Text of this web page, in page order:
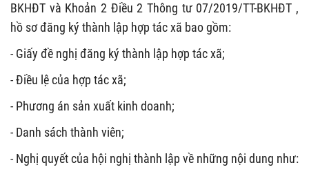
BKHĐT và Khoản 2 Điều 2 Thông tư 07/2019/TT-BKHĐT ,
hồ sơ đăng ký thành lập hợp tác xã bao gồm:
- Giấy đề nghị đăng ký thành lập hợp tác xã;
- Điều lệ của hợp tác xã;
- Phương án sản xuất kinh doanh;
- Danh sách thành viên;
- Nghị quyết của hội nghị thành lập về những nội dung như: